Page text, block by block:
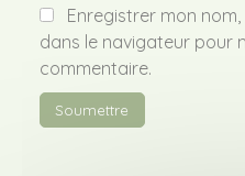
Enregistrer mon
dans le navigateur pour
commentaire.